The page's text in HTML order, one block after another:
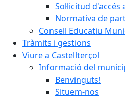
Sol·licitud
Normativa de
Consell Educatiu
Tràmits i gestions
Viure a Castellterçol
Informació del
Benvinguts!
Situem-nos